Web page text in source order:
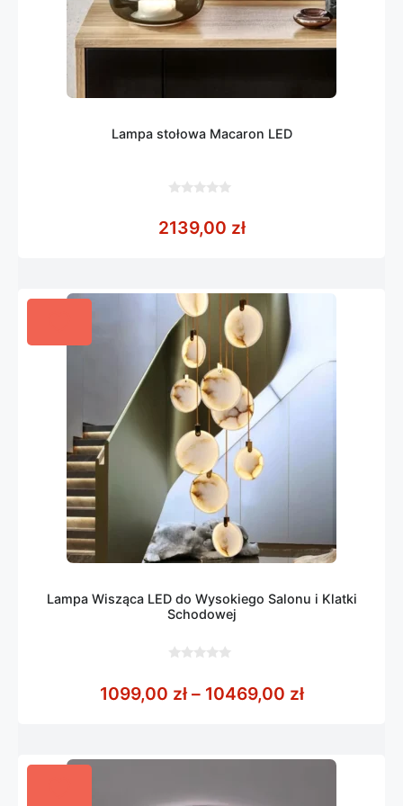
Lampa stołowa Macaron LED
5
2139,00 zł
Lampa Wisząca LED do Wysokiego Salonu i Klatki
Schodowej
5
1099,00 zł – 10469,00 złZakres